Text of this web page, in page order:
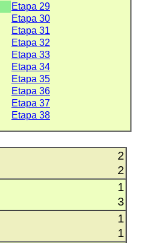
Etapa 29
Etapa 30
Etapa 31
Etapa 32
Etapa 33
Etapa 34
Etapa 35
Etapa 36
Etapa 37
Etapa 38
2
2
1
3
1
1